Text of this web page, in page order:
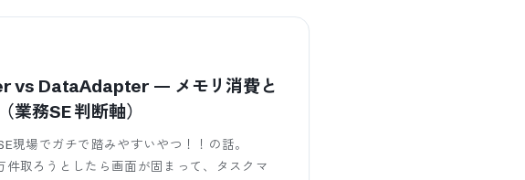
vs DataAdapter — メモリ消費と
業務SE 判断軸）
現場でガチで踏みやすいやつ！！の話。
件取ろうとしたら画面が固まって、タスクマ